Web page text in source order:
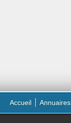
Accueil Annuaires